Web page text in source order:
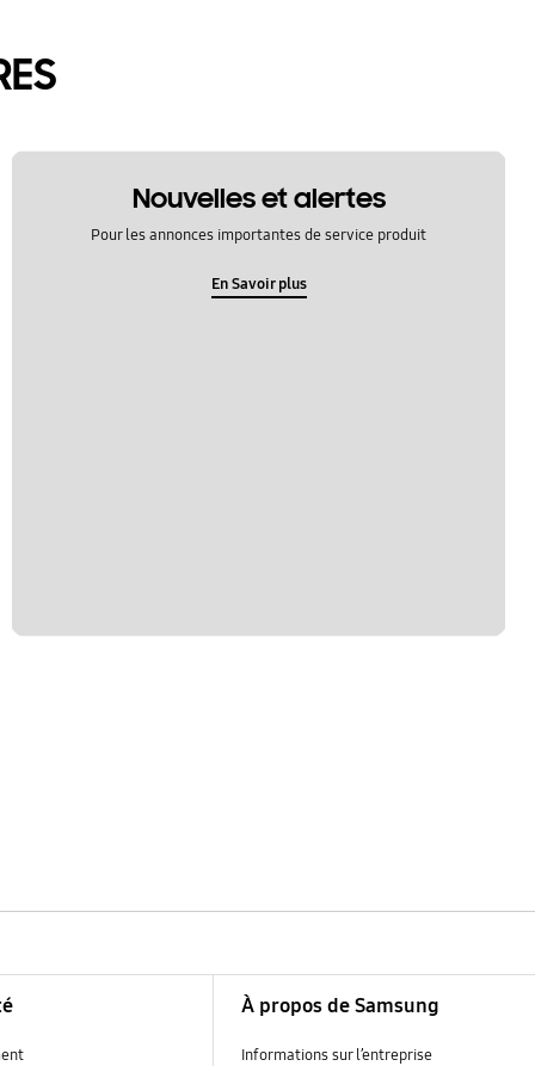
Nouvelles et alertes
Pour les annonces importantes de service produit
En Savoir plus
À propos de Samsung
Informations sur l’entreprise